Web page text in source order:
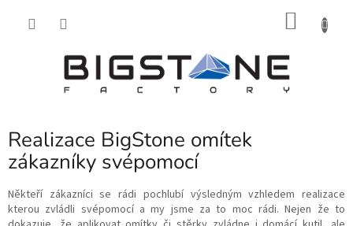
Realizace BigStone omítek
zákazníky svépomocí
Někteří zákazníci se rádi pochlubí výsledným vzhledem realizace
kterou zvládli svépomocí a my jsme za to moc rádi. Nejen že to